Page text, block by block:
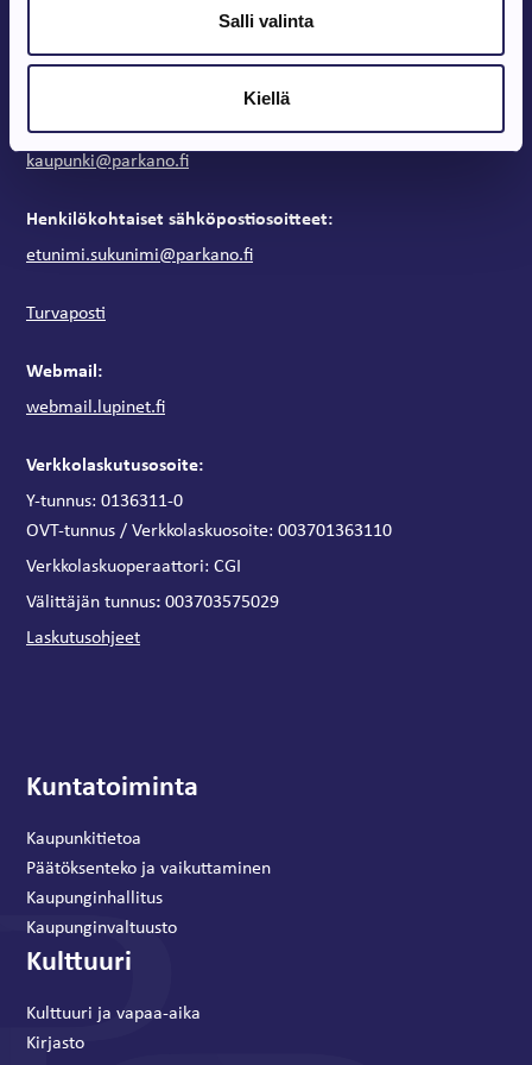
Salli valinta
Kiellä
03 443 31
Kirjaamo:
kaupunki@parkano.fi
Henkilökohtaiset sähköpostiosoitteet:
etunimi.sukunimi@parkano.fi
Turvaposti
Webmail:
webmail.lupinet.fi
Verkkolaskutusosoite:
Y-tunnus: 0136311-0
OVT-tunnus / Verkkolaskuosoite: 003701363110
Verkkolaskuoperaattori: CGI
Välittäjän tunnus:003703575029
Laskutusohjeet
Kuntatoiminta
Kaupunkitietoa
Päätöksenteko ja vaikuttaminen
Kaupunginhallitus
Kaupunginvaltuusto
Kulttuuri
Kulttuuri ja vapaa-aika
Kirjasto